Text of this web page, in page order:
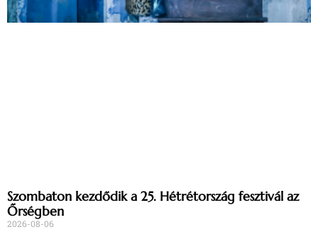
Szombaton kezdődik a 25. Hétrétország fesztivál az
Őrségben
2026-08-06